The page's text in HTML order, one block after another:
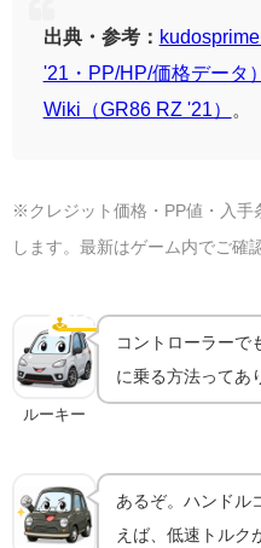
出典・参考：
'21・PP/HP/価格データ）
Wiki（GR86 RZ '21）
。
※クレジット価格・PP値・入手
します。最新はゲーム内でご確
🕹️ ハンコン
ハンコンで乗るとも
ルーキー
コントローラーで
に乗る方法ってあ
あるぞ。ハンドル
えば、低速トルク